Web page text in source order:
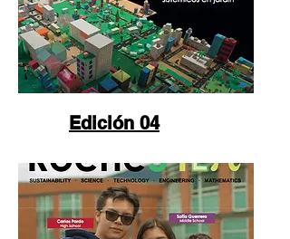
Edición 04